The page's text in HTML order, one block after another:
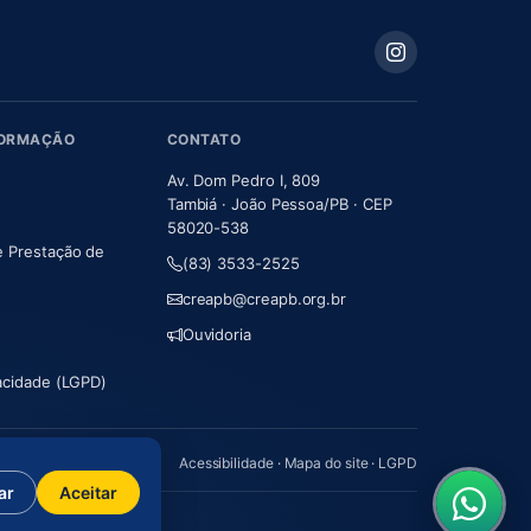
Prestação de
(LGPD)
CONTATO
Av. Dom Pedro I, 809
Tambiá · João Pessoa/PB · CEP
58020-538
(83) 3533-2525
creapb@creapb.org.br
Ouvidoria
Acessibilidade· Mapa do site· LGPD
Aceitar